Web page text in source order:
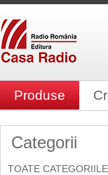
Produse
Categorii
TOATE CATEGORIILE